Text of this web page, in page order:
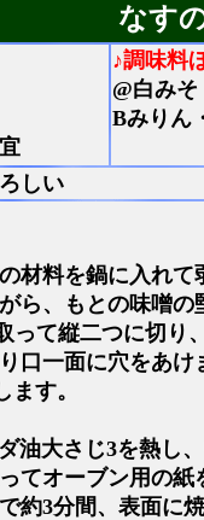
なす
♪調味料
@白み
Bみりん
しい
材料を鍋に入れて
ら、もとの味噌の
て縦二つに切り、
口一面に穴をあけ
す。
油大さじ3を熱し
てオーブン用の紙
約3分間、表面に